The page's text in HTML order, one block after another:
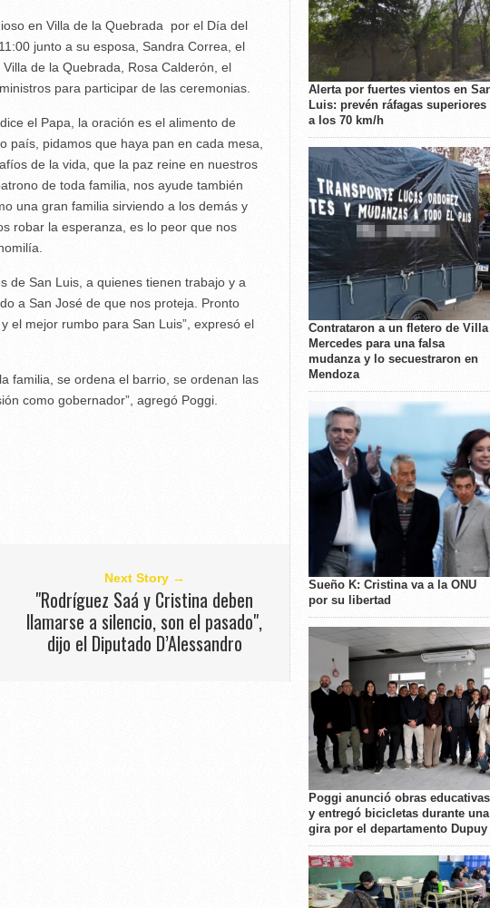
en Villa de la Quebrada por el Día del
junto a su esposa, Sandra Correa, el
de la Quebrada, Rosa Calderón, el
para participar de las ceremonias.
el Papa, la oración es el alimento de
país, pidamos que haya pan en cada mesa,
de la vida, que la paz reine en nuestros
de toda familia, nos ayude también
una gran familia sirviendo a los demás y
robar la esperanza, es lo peor que nos
de San Luis, a quienes tienen trabajo y a
a San José de que nos proteja. Pronto
el mejor rumbo para San Luis”, expresó el
familia, se ordena el barrio, se ordenan las
como gobernador”, agregó Poggi.
Next Story →
"Rodríguez Saá y Cristina deben
llamarse a silencio, son el pasado",
dijo el Diputado D’Alessandro
Alerta por fuertes vientos en
Luis: prevén ráfagas superiores
a los 70 km/h
Contrataron a un fletero de Villa
Mercedes para una falsa
mudanza y lo secuestraron en
Mendoza
Sueño K: Cristina va a la ONU
por su libertad
Poggi anunció obras educativas
y entregó bicicletas durante una
gira por el departamento Dupuy